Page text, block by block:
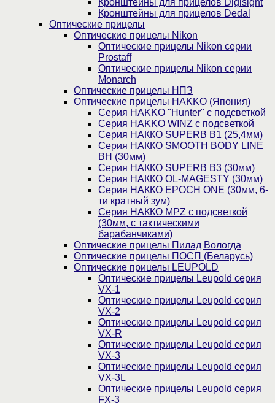
Кронштейны для прицелов Digisight
Кронштейны для прицелов Dedal
Оптические прицелы
Оптические прицелы Nikon
Оптические прицелы Nikon серии
Prostaff
Оптические прицелы Nikon серии
Monarch
Оптические прицелы НПЗ
Оптические прицелы HAKKO (Япония)
Cерия HAKKO "Hunter" с подсветкой
Серия НAKKO WINZ с подсветкой
Серия НАККО SUPERB B1 (25,4мм)
Серия НАККО SMOOTH BODY LINE
BH (30мм)
Серия НАККО SUPERB B3 (30мм)
Серия НАККО OL-MAGESTY (30мм)
Серия НАККО EPOCH ONE (30мм, 6-
ти кратный зум)
Серия НАККО MPZ с подсветкой
(30мм, c тактическими
барабанчиками)
Оптические прицелы Пилад Вологда
Оптические прицелы ПОСП (Беларусь)
Оптические прицелы LEUPOLD
Оптические прицелы Leupold серия
VX-1
Оптические прицелы Leupold серия
VX-2
Оптические прицелы Leupold серия
VX-R
Оптические прицелы Leupold серия
VX-3
Оптические прицелы Leupold серия
VX-3L
Оптические прицелы Leupold серия
FX-3